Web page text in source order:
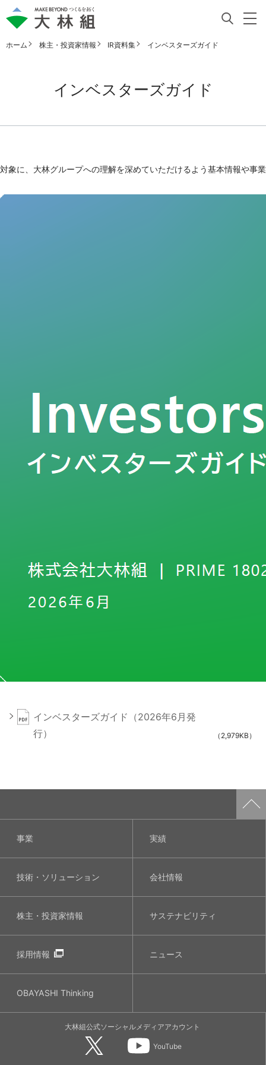
ホーム 株主・投資家情報 IR資料集 インベスターズガイド
インベスターズガイド
象に、大林グループへの理解を深めていただけるよう基本情報や事
インベスターズガイド（2026年6月発
行）
（2,979KB）
事業 実績
技術・ソリューション 会社情報
株主・投資家情報 サステナビリティ
採用情報 ニュース
OBAYASHI Thinking
大林組公式ソーシャルメディアアカウント
YouTube